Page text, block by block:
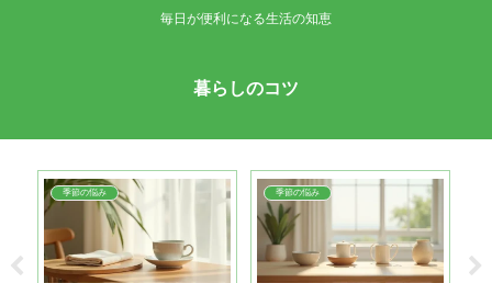
毎日が便利になる生活の知恵
暮らしのコツ
季節の悩み 季節の悩み